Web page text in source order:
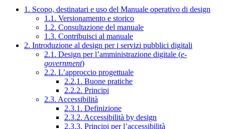
1. Scopo, destinatari e uso del Manuale operativo di design
1.1. Versionamento e storico
1.2. Consultazione del manuale
1.3. Contribuisci al manuale
2. Introduzione al design per i servizi pubblici digitali
2.1. Design per l’amministrazione digitale (e-
government)
2.2. L’approccio progettuale
2.2.1. Buone pratiche
2.2.2. Principi
2.3. Accessibilità
2.3.1. Definizione
2.3.2. Accessibilità by design
2.3.3. Principi per l’accessibilità